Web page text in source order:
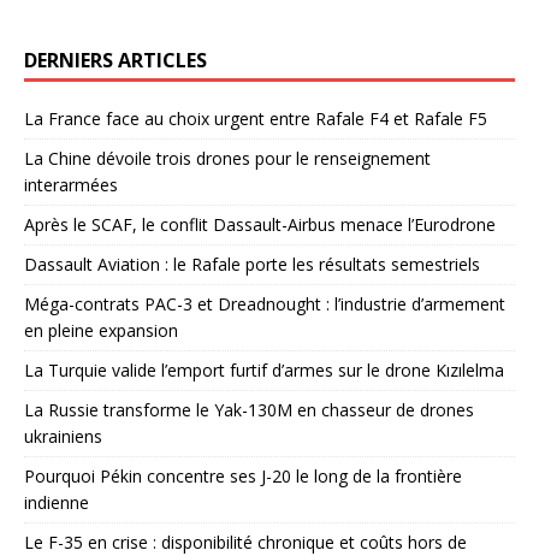
DERNIERS ARTICLES
La France face au choix urgent entre Rafale F4 et Rafale F5
La Chine dévoile trois drones pour le renseignement
interarmées
Après le SCAF, le conflit Dassault-Airbus menace l’Eurodrone
Dassault Aviation : le Rafale porte les résultats semestriels
Méga-contrats PAC-3 et Dreadnought : l’industrie d’armement
en pleine expansion
La Turquie valide l’emport furtif d’armes sur le drone Kızılelma
La Russie transforme le Yak-130M en chasseur de drones
ukrainiens
Pourquoi Pékin concentre ses J-20 le long de la frontière
indienne
Le F-35 en crise : disponibilité chronique et coûts hors de